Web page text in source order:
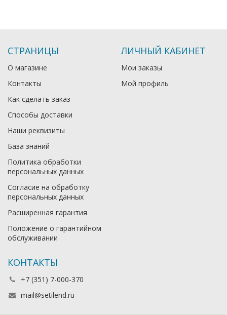
СТРАНИЦЫ
О магазине
Контакты
Как сделать заказ
Способы доставки
Наши реквизиты
База знаний
Политика обработки
персональных данных
Согласие на обработку
персональных данных
Расширенная гарантия
Положение о гарантийном
обслуживании
ЛИЧНЫЙ КАБИНЕТ
Мои заказы
Мой профиль
КОНТАКТЫ
+7 (351) 7-000-370
mail@setilend.ru